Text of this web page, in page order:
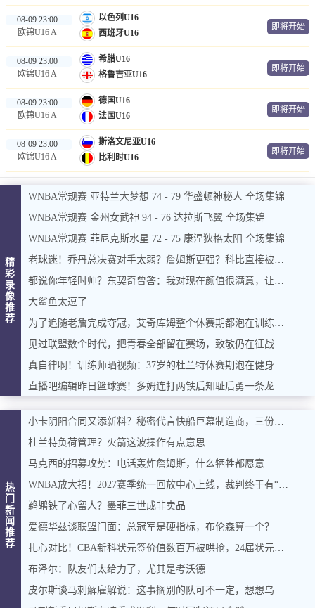
08-09 23:00
欧锦U16 A
以色列U16
西班牙U16
即将开始
08-09 23:00
欧锦U16 A
希腊U16
格鲁吉亚U16
即将开始
08-09 23:00
欧锦U16 A
德国U16
法国U16
即将开始
08-09 23:00
欧锦U16 A
斯洛文尼亚U16
比利时U16
即将开始
精
彩
录
像
推
荐
WNBA常规赛 亚特兰大梦想 74 - 79 华盛顿神秘人 全场集锦
WNBA常规赛 金州女武神 94 - 76 达拉斯飞翼 全场集锦
WNBA常规赛 菲尼克斯水星 72 - 75 康涅狄格太阳 全场集锦
老球迷！乔丹总决赛对手太弱？詹姆斯更强？科比直接被踢出讨论？
都说你年轻时帅？东契奇曾答：我对现在颜值很满意，让别人说去吧
大鲨鱼太逗了
为了追随老詹完成夺冠，艾奇库姆整个休赛期都泡在训练场！！
见过联盟数个时代，把青春全部留在赛场，致敬仍在征战的老兵...
真自律啊！训练师晒视频：37岁的杜兰特休赛期泡在健身房苦练
直播吧编辑昨日篮球赛！多姆连打两铁后知耻后勇一条龙连过数人！
热
门
新
闻
推
荐
小卡阴阳合同又添新料？秘密代言快船巨幕制造商，三份合同总额超五千万
杜兰特负荷管理？火箭这波操作有点意思
马克西的招募攻势：电话轰炸詹姆斯，什么牺牲都愿意
WNBA放大招！2027赛季统一回放中心上线，裁判终于有“外挂”了
鹈鹕铁了心留人？墨菲三世成非卖品
爱德华兹谈联盟门面：总冠军是硬指标，布伦森算一个？
扎心对比！CBA新科状元签价值数百万被哄抢，24届状元谢智杰却遭兜售
布泽尔：队友们太给力了，尤其是考沃德
皮尔斯谈马刺解雇解说：这事搁别的队可不一定，想想乌度卡那档子事